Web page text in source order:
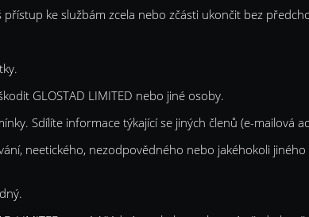
přístup ke službám zcela nebo zčásti ukončit bez
GLOSTAD LIMITED nebo jiné osoby.
Sdílíte informace týkající se jiných členů (e-mailová
neetického, nezodpovědného nebo jakéhokoli